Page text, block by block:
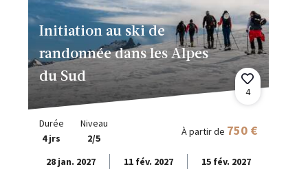
Initiation au ski de
randonnée dans les Alpes
du Sud
4
Durée
4 jrs
Niveau
2/5
À partir de 750 €
28 jan. 2027 11 fév. 2027 15 fév. 2027